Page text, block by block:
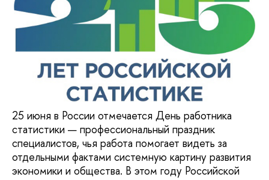
25 июня в России отмечается День работника
статистики — профессиональный праздник
специалистов, чья работа помогает видеть за
отдельными фактами системную картину развития
экономики и общества. В этом году Российской